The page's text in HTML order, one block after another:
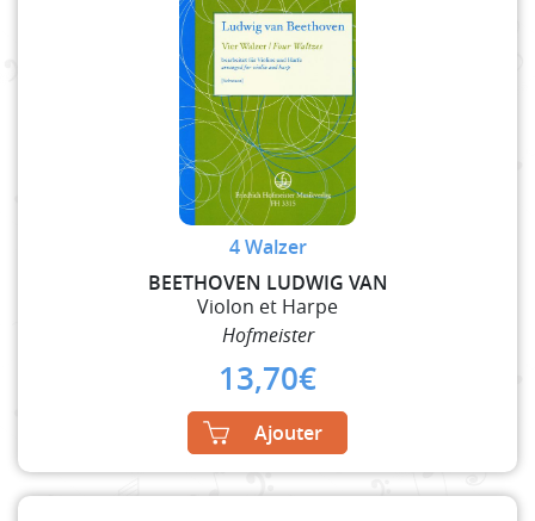
4 Walzer
BEETHOVEN LUDWIG VAN
Violon et Harpe
Hofmeister
13,70€
Ajouter